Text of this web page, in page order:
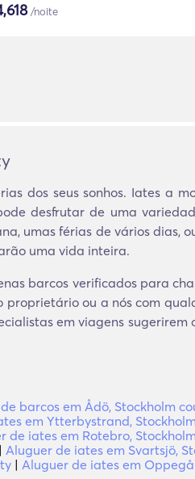
/noite
dos seus sonhos. Iates a
desfrutar de uma
umas férias de vários dias,
uma vida inteira.
barcos verificados para
ou a nós com
em viagens
barcos em Ådö, Stockholm
em Ytterbystrand,
de iates em Rotebro,
| Aluguer de iates em Svartsjö,
| Aluguer de iates em